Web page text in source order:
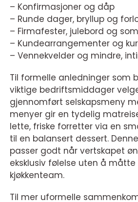
– Konfirmasjoner og dåp
– Runde dager, bryllup og
– Firmafester, julebord og
– Kundearrangementer og
– Vennekvelder og mindre,
Til formelle anledninger som
viktige bedriftsmiddager
gjennomført selskapsmeny
menyer gir en tydelig
lette, friske forretter via en
til en balansert dessert.
passer godt når vertskapet
eksklusiv følelse uten å
kjøkkenteam.
Til mer uformelle